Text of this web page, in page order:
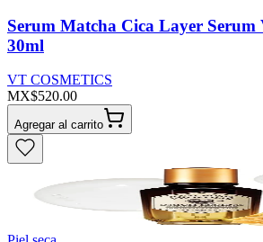
Serum Matcha Cica Layer Serum
30ml
VT COSMETICS
MX$520.00
Agregar al carrito